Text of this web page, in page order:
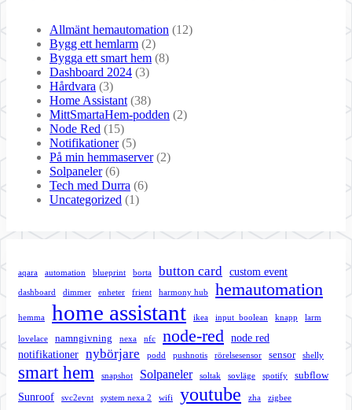
Allmänt hemautomation (12)
Bygg ett hemlarm (2)
Bygga ett smart hem (8)
Dashboard 2024 (3)
Hårdvara (3)
Home Assistant (38)
MittSmartaHem-podden (2)
Node Red (15)
Notifikationer(5)
På min hemmaserver(2)
Solpaneler(6)
Tech med Durra (6)
Uncategorized (1)
aqara automation blueprint borta button card custom event
dashboard dimmer enheter frient harmony hub hemautomation
hemma home assistant ikea input_boolean knapp larm
lovelace namngivning nexa nfc node-red node red
notifikationer nybörjare podd pushnotis rörelsesensor sensor shelly
smart hem snapshot Solpaneler soltak sovläge spotify subflow
Sunroof svc2evnt system nexa 2 wifi youtube zha zigbee